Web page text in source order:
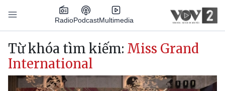
Nhảy đến nội dung
RadioPodcastMultimedia
Main navigation
Từ khóa tìm kiếm: Miss Grand
International